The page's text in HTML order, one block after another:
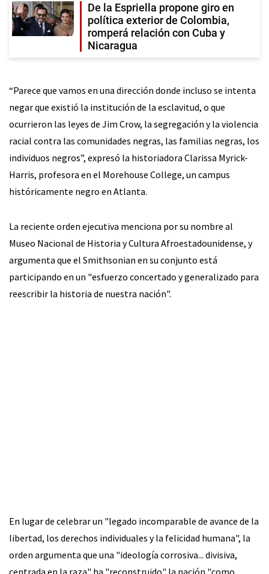
De la Espriella propone giro en
política exterior de Colombia,
romperá relación con Cuba y
Nicaragua
“Parece que vamos en una dirección donde incluso se intenta
negar que existió la institución de la esclavitud, o que
ocurrieron las leyes de Jim Crow, la segregación y la violencia
racial contra las comunidades negras, las familias negras, los
individuos negros”, expresó la historiadora Clarissa Myrick-
Harris, profesora en el Morehouse College, un campus
históricamente negro en Atlanta.
La reciente orden ejecutiva menciona por su nombre al
Museo Nacional de Historia y Cultura Afroestadounidense, y
argumenta que el Smithsonian en su conjunto está
participando en un "esfuerzo concertado y generalizado para
reescribir la historia de nuestra nación".
En lugar de celebrar un "legado incomparable de avance de la
libertad, los derechos individuales y la felicidad humana", la
orden argumenta que una "ideología corrosiva... divisiva,
centrada en la raza" ha "reconstruido" la nación "como